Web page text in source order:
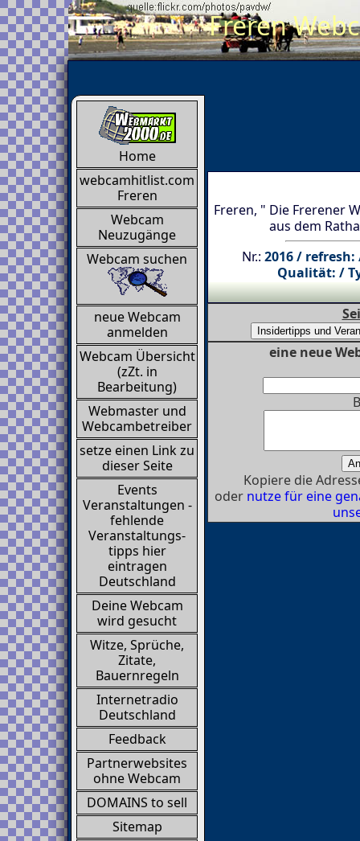
Freren
Home
webcamhitlist.com
Freren
Webcam
Neuzugänge
Webcam suchen
neue Webcam
anmelden
Webcam Übersicht
(zZt. in
Bearbeitung)
Webmaster und
Webcambetreiber
setze einen Link zu
dieser Seite
Events
Veranstaltungen -
fehlende
Veranstaltungs-
tipps hier
eintragen
Deutschland
Deine Webcam
wird gesucht
Witze, Sprüche,
Zitate,
Bauernregeln
Internetradio
Deutschland
Feedback
Partnerwebsites
ohne Webcam
DOMAINS to sell
Sitemap
Freren, " Die Frerener
aus dem
Nr.: 2016 / refresh:
Qualität: /
eine neue
Kopiere die
oder nutze für eine